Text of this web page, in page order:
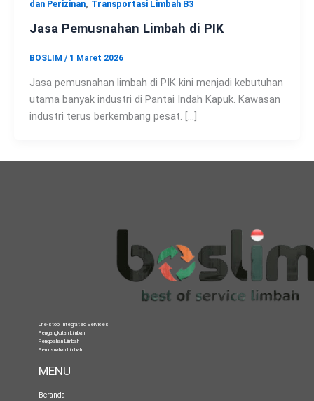
dan Perizinan, Transportasi Limbah B3
Jasa Pemusnahan Limbah di PIK
BOSLIM / 1 Maret 2026
Jasa pemusnahan limbah di PIK kini menjadi kebutuhan
utama banyak industri di Pantai Indah Kapuk. Kawasan
industri terus berkembang pesat. […]
One-stop Integrated Services
Pengangkutan Limbah
Pengolahan Limbah
Pemusnahan Limbah.
MENU
Beranda